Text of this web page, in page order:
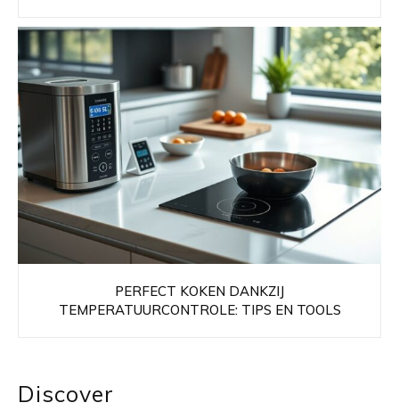
PERFECT KOKEN DANKZIJ
TEMPERATUURCONTROLE: TIPS EN TOOLS
Discover